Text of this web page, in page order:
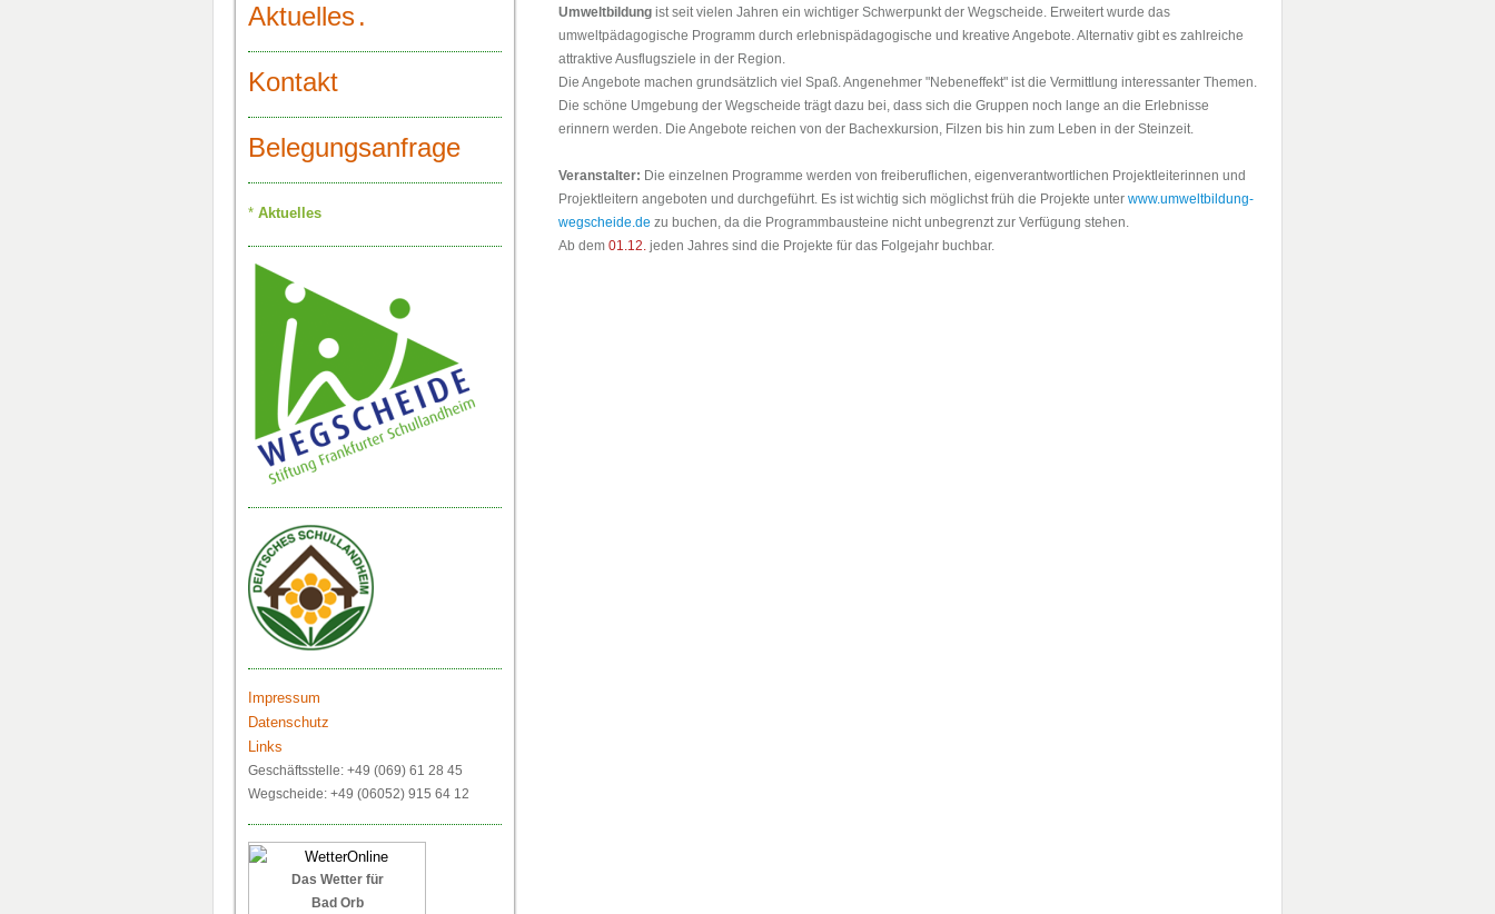
Aktuelles.
Kontakt
Belegungsanfrage
Aktuelles
Impressum
Datenschutz
Links
Geschäftsstelle: +49 (069) 61 28 45
Wegscheide: +49 (06052) 915 64 12
Das Wetter für
Bad Orb
Umweltbildung ist seit vielen Jahren ein wichtiger Schwerpunkt der Wegscheide. Erweitert wurde das
umweltpädagogische Programm durch erlebnispädagogische und kreative Angebote. Alternativ gibt es zahlreiche
attraktive Ausflugsziele in der Region.
Die Angebote machen grundsätzlich viel Spaß. Angenehmer "Nebeneffekt" ist die Vermittlung interessanter Themen.
Die schöne Umgebung der Wegscheide trägt dazu bei, dass sich die Gruppen noch lange an die Erlebnisse
erinnern werden. Die Angebote reichen von der Bachexkursion, Filzen bis hin zum Leben in der Steinzeit.
Veranstalter: Die einzelnen Programme werden von freiberuflichen, eigenverantwortlichen Projektleiterinnen und
Projektleitern angeboten und durchgeführt. Es ist wichtig sich möglichst früh die Projekte unter www.umweltbildung-
wegscheide.de zu buchen, da die Programmbausteine nicht unbegrenzt zur Verfügung stehen.
Ab dem 01.12. jeden Jahres sind die Projekte für das Folgejahr buchbar.